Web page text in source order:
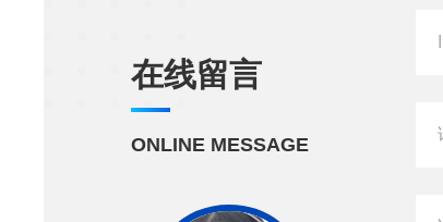
在线留言
ONLINE MESSAGE